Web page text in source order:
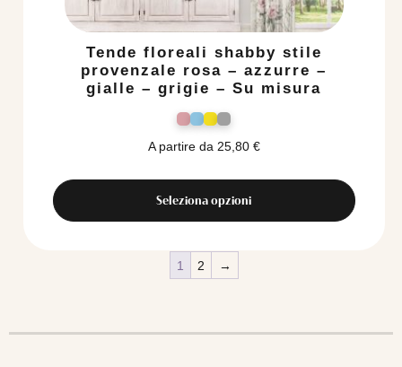
Tende floreali shabby stile
provenzale rosa – azzurre –
gialle – grigie – Su misura
A partire da 25,80 €
Seleziona opzioni
1 2 →